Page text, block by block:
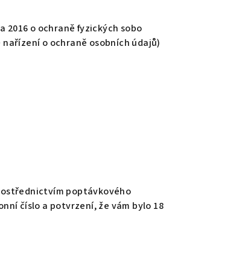
2016 o ochraně fyzických sobo
o ochraně osobních údajů)
poptávkového
číslo a potvrzení, že vám bylo 18